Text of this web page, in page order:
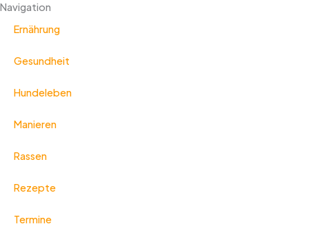
Navigation
Ernährung
Gesundheit
Hundeleben
Manieren
Rassen
Rezepte
Termine